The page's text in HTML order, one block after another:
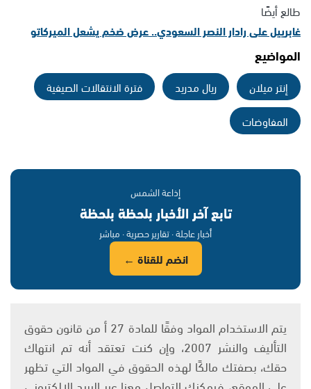
طالع أيضًا
غابرييل على رادار النصر السعودي.. عرض ضخم يشعل الميركاتو
المواضيع
إنتر ميلان ريال مدريد
فترة الانتقالات الصيفية
المفاوضات
إذاعة الشمس
تابع آخر الأخبار بلحظة بلحظة
أخبار عاجلة · تقارير حصرية · مباشر
انضم للقناة ←
يتم الاستخدام المواد وفقًا للمادة 27 أ من قانون حقوق
التأليف والنشر 2007، وإن كنت تعتقد أنه تم انتهاك
حقك، بصفتك مالكًا لهذه الحقوق في المواد التي تظهر